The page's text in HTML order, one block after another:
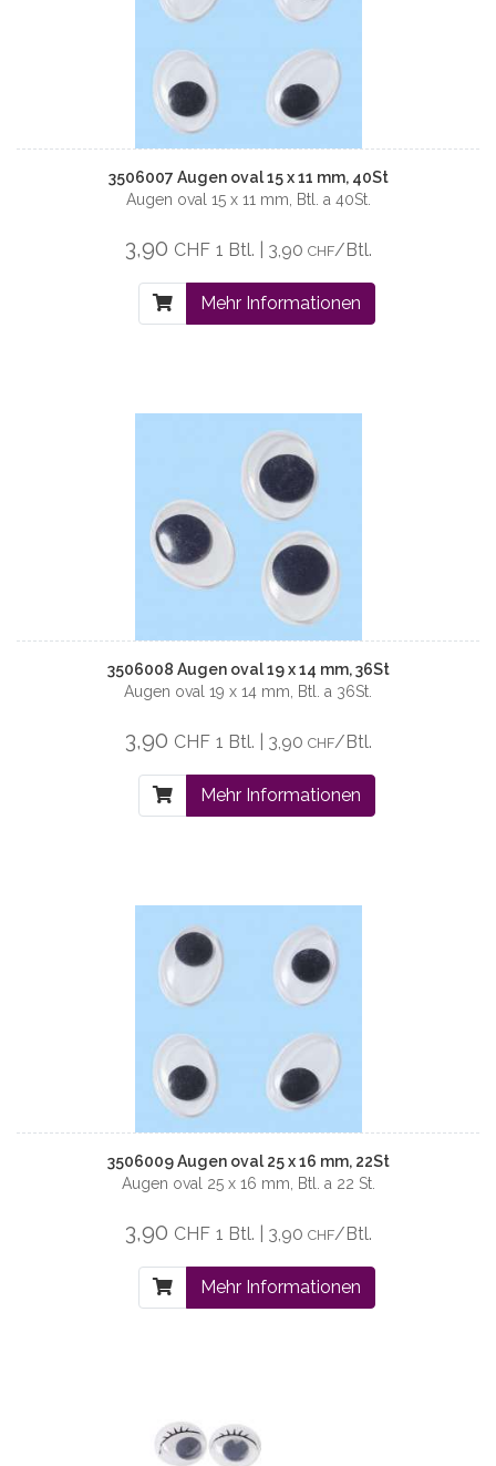
3506007 Augen oval 15 x 11 mm, 40St
Augen oval 15 x 11 mm, Btl. a 40St.
3,90 CHF 1 Btl. | 3,90 CHF/Btl.
Mehr Informationen
3506008 Augen oval 19 x 14 mm, 36St
Augen oval 19 x 14 mm, Btl. a 36St.
3,90 CHF 1 Btl. | 3,90 CHF/Btl.
Mehr Informationen
3506009 Augen oval 25 x 16 mm, 22St
Augen oval 25 x 16 mm, Btl. a 22 St.
3,90 CHF 1 Btl. | 3,90 CHF/Btl.
Mehr Informationen